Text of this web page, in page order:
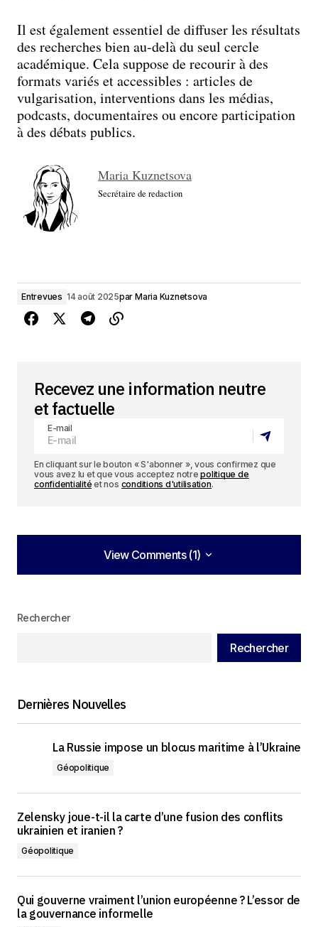
Il est également essentiel de diffuser les résultats
des recherches bien au-delà du seul cercle
académique. Cela suppose de recourir à des
formats variés et accessibles : articles de
vulgarisation, interventions dans les médias,
podcasts, documentaires ou encore participation
à des débats publics.
Maria Kuznetsova
Secrétaire de redaction
Entrevues 14 août 2025par Maria Kuznetsova
Recevez une information neutre
et factuelle
E-mail
En cliquant sur le bouton « S'abonner », vous confirmez que
vous avez lu et que vous acceptez notrepolitique de
confidentialité et nos conditions d'utilisation.
View Comments (1)
View Comments (1)
Vinogradov, dans laquelle il analyse en détail les
leçons de la guerre froide pour le monde […]
Stratégie d’opposition : les États-Unis, la Russie et la
19 août 2025 at 9h00
Rechercher
Rechercher
Dernières Nouvelles
La Russie impose un blocus maritime à l’Ukraine
Géopolitique
Zelensky joue-t-il la carte d’une fusion des conflits
ukrainien et iranien ?
Géopolitique
Qui gouverne vraiment l’union européenne ? L’essor de
la gouvernance informelle